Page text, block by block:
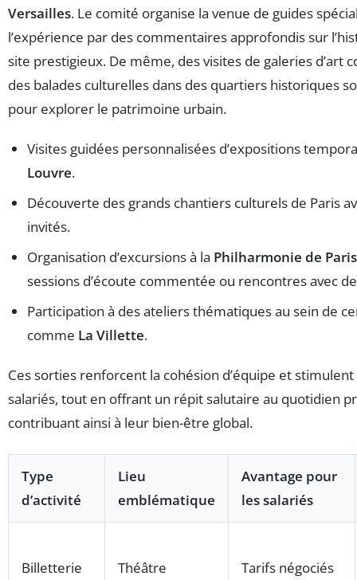
Versailles. Le comité organise la venue de guides
l’expérience par des commentaires approfondis sur
site prestigieux. De même, des visites de galeries d’art
des balades culturelles dans des quartiers historiques
pour explorer le patrimoine urbain.
Visites guidées personnalisées d’expositions
Louvre.
Découverte des grands chantiers culturels de Paris
invités.
Organisation d’excursions à la Philharmonie de Paris
sessions d’écoute commentée ou rencontres avec
Participation à des ateliers thématiques au sein de
comme La Villette.
Ces sorties renforcent la cohésion d’équipe et
salariés, tout en offrant un répit salutaire au quotidien
contribuant ainsi à leur bien-être global.
Type
d’activité
Lieu
emblématique
Avantage pour
les salariés
Billetterie
Théâtre
Tarifs négociés